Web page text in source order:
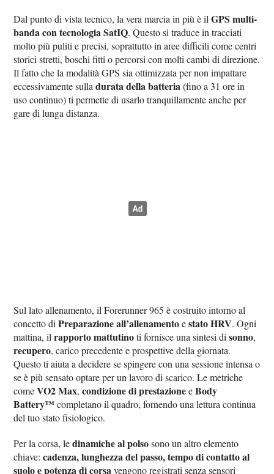
Dal punto di vista tecnico, la vera marcia in più è ilGPS multi-
banda con tecnologia SatIQ. Questo si traduce in tracciati
molto più puliti e precisi, soprattutto in aree difficili come centri
storici stretti, boschi fitti o percorsi con molti cambi di direzione.
Il fatto che la modalità GPS sia ottimizzata per non impattare
eccessivamente sulladurata della batteria (fino a 31 ore in
uso continuo) ti permette di usarlo tranquillamente anche per
gare di lunga distanza.
Sul lato allenamento, il Forerunner 965 è costruito intorno al
concetto diPreparazione all’allenamentoestato HRV. Ogni
mattina, ilrapporto mattutinoti fornisce una sintesi disonno,
recupero, carico precedente e prospettive della giornata.
Questo ti aiuta a decidere se spingere con una sessione intensa o
se è più sensato optare per un lavoro di scarico. Le metriche
comeVO2 Max,condizione di prestazioneeBody
Battery™completano il quadro, fornendo una lettura continua
del tuo stato fisiologico.
Per la corsa, ledinamiche al polsosono un altro elemento
chiave:cadenza, lunghezza del passo, tempo di contatto al
suolo e potenza di corsa vengono registrati senza sensori